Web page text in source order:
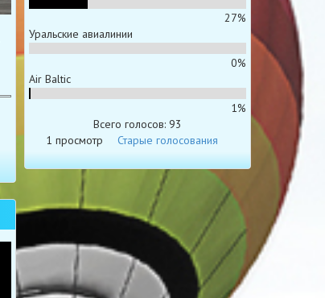
27%
Уральские авиалинии
0%
Air Baltic
1%
Всего голосов: 93
1 просмотр
Старые голосования